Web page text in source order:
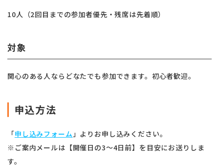
10人（2回目までの参加者優先・残席は先着順）
対象
関心のある人ならどなたでも参加できます。初心者歓迎。
申込方法
「申し込みフォーム」よりお申し込みください。
※ご案内メールは【開催日の3〜4日前】を目安にお送りしま
す。